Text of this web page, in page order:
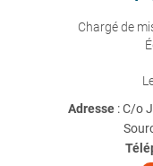
Chargé de
Adresse : C/o